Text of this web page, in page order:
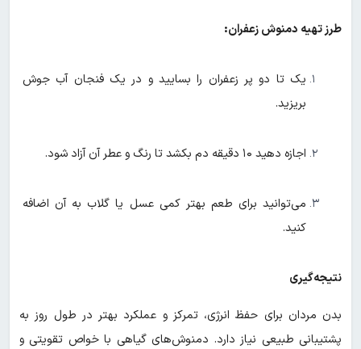
طرز تهیه دمنوش زعفران:
یک تا دو پر زعفران را بسایید و در یک فنجان آب جوش
بریزید.
اجازه دهید ۱۰ دقیقه دم بکشد تا رنگ و عطر آن آزاد شود.
می‌توانید برای طعم بهتر کمی عسل یا گلاب به آن اضافه
کنید.
نتیجه‌گیری
بدن مردان برای حفظ انرژی، تمرکز و عملکرد بهتر در طول روز به
پشتیبانی طبیعی نیاز دارد. دمنوش‌های گیاهی با خواص تقویتی و